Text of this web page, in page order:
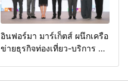
อินฟอร์มา มาร์เก็ตส์ ผนึกเครือ
ข่ายธุรกิจท่องเที่ยว-บริการ จัด